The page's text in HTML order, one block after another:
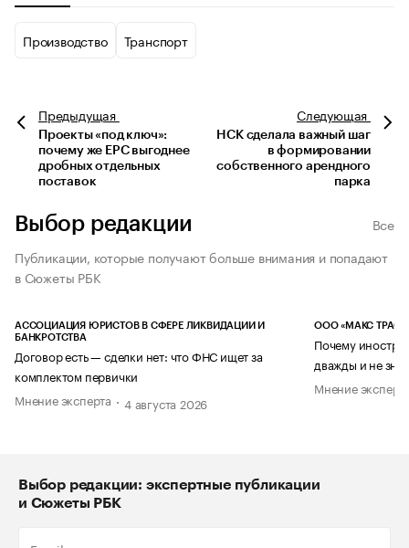
Производство Транспорт
Предыдущая
Проекты «под ключ»:
почему же EPC выгоднее
дробных отдельных
поставок
Следующая
НСК сделала важный шаг
в формировании
собственного арендного
парка
Выбор редакции
Все
Публикации, которые получают больше внимания и попадают
в Сюжеты РБК
АССОЦИАЦИЯ ЮРИСТОВ В СФЕРЕ ЛИКВИДАЦИИ И
БАНКРОТСТВА
Договор есть — сделки нет: что ФНС ищет за
комплектом первички
Мнение эксперта
4 августа 2026
ООО «МАКС ТРАСТ»
Почему
дважды и не
Мнение
Выбор редакции: экспертные публикации
и Сюжеты РБК